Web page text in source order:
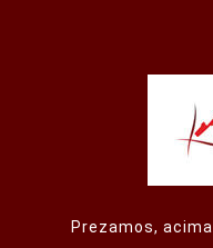
Prezamos,